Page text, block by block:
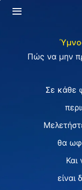
Πώς να μην
Σε κάθε
θα
Και
είναι